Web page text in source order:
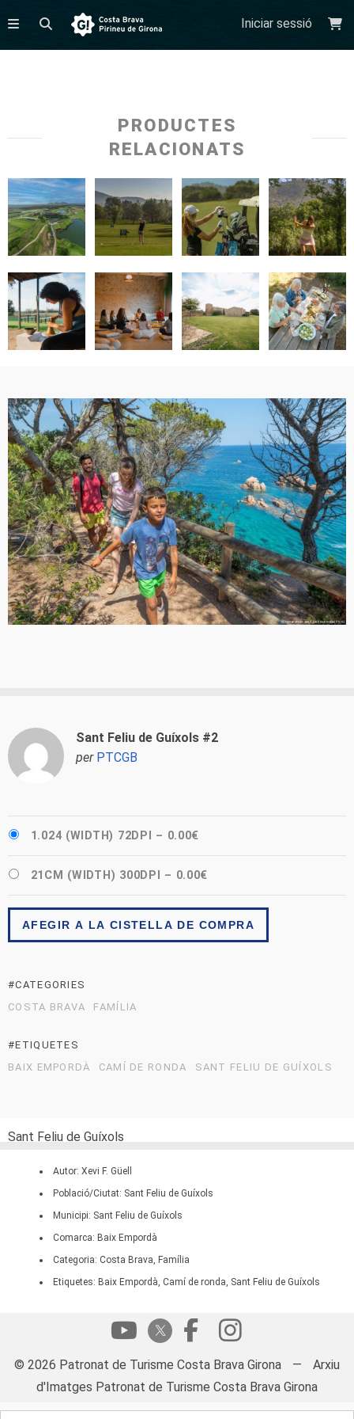
Iniciar sessió
PRODUCTES
RELACIONATS
Sant Feliu de Guíxols #2
per PTCGB
1.024 (WIDTH) 72DPI – 0.00€
21CM (WIDTH) 300DPI – 0.00€
AFEGIR A LA CISTELLA DE COMPRA
#CATEGORIES
COSTA BRAVA
FAMÍLIA
#ETIQUETES
BAIX EMPORDÀ
CAMÍ DE RONDA SANT FELIU DE GUÍXOLS
Sant Feliu de Guíxols
Autor: Xevi F. Güell
Població/Ciutat: Sant Feliu de Guíxols
Municipi: Sant Feliu de Guíxols
Comarca: Baix Empordà
Categoria: Costa Brava, Família
Etiquetes: Baix Empordà, Camí de ronda, Sant Feliu de Guíxols
© 2026 Patronat de Turisme Costa Brava Girona —
Arxiu
d'Imatges Patronat de Turisme Costa Brava Girona